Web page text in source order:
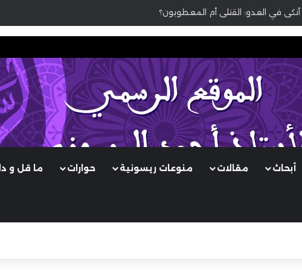
أنكى في العدو: القتلى أم المعطوبون؟
أبحاث مقالات منوعات ريسونية حوارات ما قل و